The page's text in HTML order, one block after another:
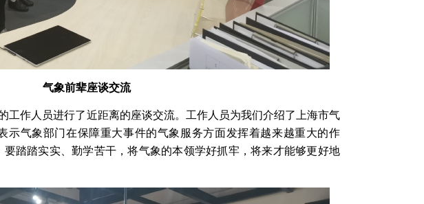
气象前辈座谈交流
工作人员进行了近距离的座谈交流。工作人员为我们介绍了上海市气
示气象部门在保障重大事件的气象服务方面发挥着越来越重大的作
踏踏实实、勤学苦干，将气象的本领学好抓牢，将来才能够更好地